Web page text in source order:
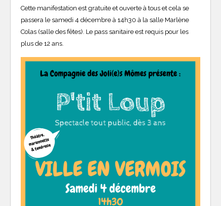
Cette manifestation est gratuite et ouverte à tous et cela se
passera le samedi 4 décembre à 14h30 à la salle Marlène
Colas (salle des fêtes). Le pass sanitaire est requis pour les
plus de 12 ans.